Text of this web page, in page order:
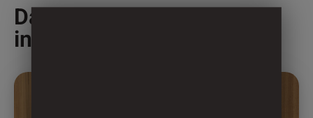
Das könnte Sie auch
interessieren
Dieses